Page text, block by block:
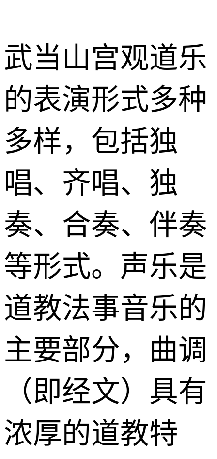
武当山宫观道乐
的表演形式多种
多样，包括独
唱、齐唱、独
奏、合奏、伴奏
等形式。声乐是
道教法事音乐的
主要部分，曲调
（即经文）具有
浓厚的道教特